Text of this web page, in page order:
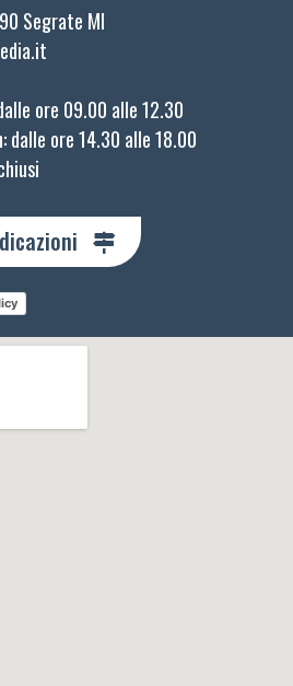
Segrate MI
ore 09.00 alle 12.30
dalle ore 14.30 alle 18.00